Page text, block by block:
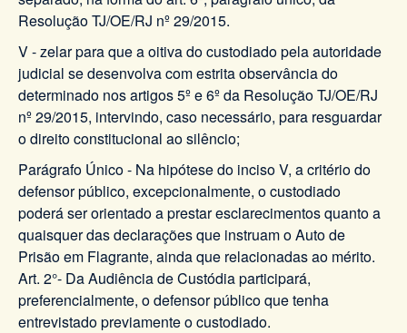
Resolução TJ/OE/RJ nº 29/2015.
V - zelar para que a oitiva do custodiado pela autoridade
judicial se desenvolva com estrita observância do
determinado nos artigos 5º e 6º da Resolução TJ/OE/RJ
nº 29/2015, intervindo, caso necessário, para resguardar
o direito constitucional ao silêncio;
Parágrafo Único - Na hipótese do inciso V, a critério do
defensor público, excepcionalmente, o custodiado
poderá ser orientado a prestar esclarecimentos quanto a
quaisquer das declarações que instruam o Auto de
Prisão em Flagrante, ainda que relacionadas ao mérito.
Art. 2°- Da Audiência de Custódia participará,
preferencialmente, o defensor público que tenha
entrevistado previamente o custodiado.